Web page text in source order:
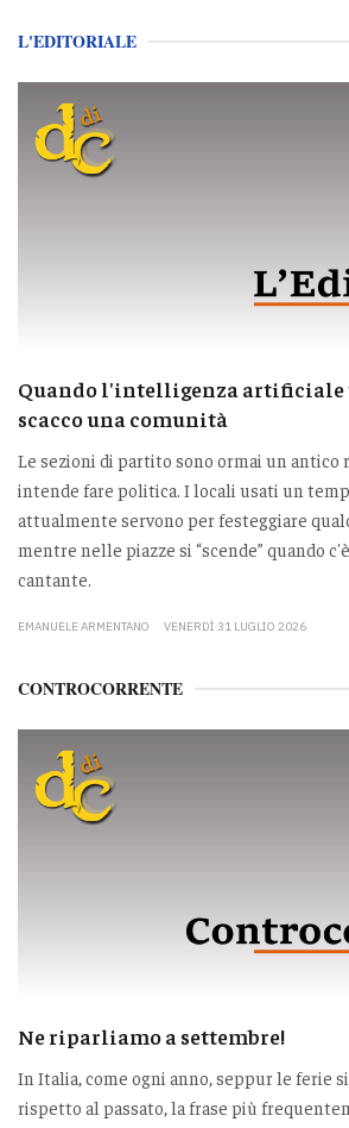
L'EDITORIALE
Quando l'intelligenza artificiale
scacco una comunità
Le sezioni di partito sono ormai un antico
intende fare politica. I locali usati un
attualmente servono per festeggiare
mentre nelle piazze si “scende” quando
cantante.
EMANUELE ARMENTANO VENERDÌ 31 LUGLIO 2026
CONTROCORRENTE
Ne riparliamo a settembre!
In Italia, come ogni anno, seppur le ferie
rispetto al passato, la frase più